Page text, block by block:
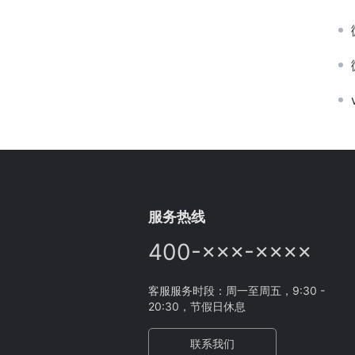
服务热线
400-×××-××××
客服服务时段：周一至周五，9:30 -
20:30，节假日休息
联系我们